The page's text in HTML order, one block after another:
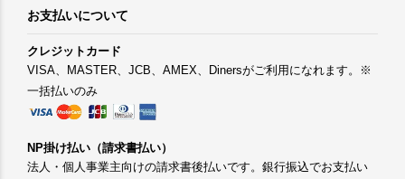
お支払いについて
クレジットカード
VISA、MASTER、JCB、AMEX、Dinersがご利用になれます。※
一括払いのみ
NP掛け払い（請求書払い）
法人・個人事業主向けの請求書後払いです。銀行振込でお支払い